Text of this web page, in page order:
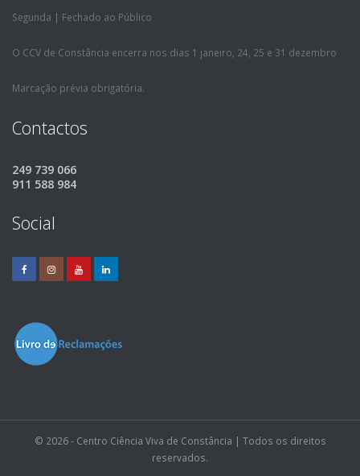
Segunda | Fechado ao Público
O CCV de Constância encerra nos dias 1 janeiro, 24, 25 e 31 dezembro
Marcação prévia obrigatória.
Contactos
249 739 066
911 588 984
Social
© 2026 - Centro Ciência Viva de Constância | Todos os direitos
reservados.